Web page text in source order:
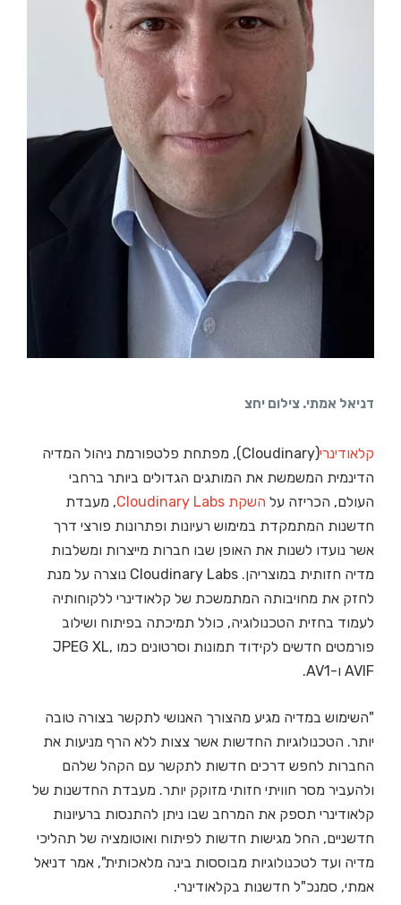
דניאל אמתי. צילום יחצ
קלאודינרי
(Cloudinary), מפתחת פלטפורמת ניהול המדיה
הדינמית המשמשת את המותגים הגדולים ביותר ברחבי
העולם, הכריזה על השקת Cloudinary Labs
, מעבדת
חדשנות המתמקדת במימוש רעיונות ופתרונות פורצי דרך
אשר נועדו לשנות את האופן שבו חברות מייצרות ומשלבות
מדיה חזותית במוצריהן. Cloudinary Labs נוצרה על מנת
לחזק את מחויבותה המתמשכת של קלאודינרי ללקוחותיה
לעמוד בחזית הטכנולוגיה, כולל תמיכתה בפיתוח ושילוב
פורמטים חדשים לקידוד תמונות וסרטונים כמו JPEG XL,
AVIF ו-AV1.
"השימוש במדיה מגיע מהצורך האנושי לתקשר בצורה טובה
יותר. הטכנולוגיות החדשות אשר צצות ללא הרף מניעות את
החברות לחפש דרכים חדשות לתקשר עם הקהל שלהם
ולהעביר מסר חוויתי חזותי מזוקק יותר. מעבדת החדשנות של
קלאודינרי תספק את המרחב שבו ניתן להתנסות ברעיונות
חדשניים, החל מגישות חדשות לפיתוח ואוטומציה של תהליכי
מדיה ועד לטכנולוגיות מבוססות בינה מלאכותית", אמר דניאל
אמתי, סמנכ"ל חדשנות בקלאודינרי.